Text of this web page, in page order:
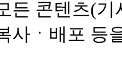
든 콘텐츠(
사ㆍ배포 등